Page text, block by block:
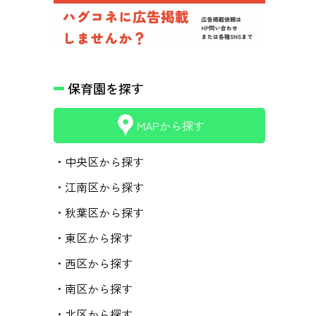
保育園を探す
MAPから探す
・中央区から探す
・江南区から探す
・秋葉区から探す
・東区から探す
・西区から探す
・南区から探す